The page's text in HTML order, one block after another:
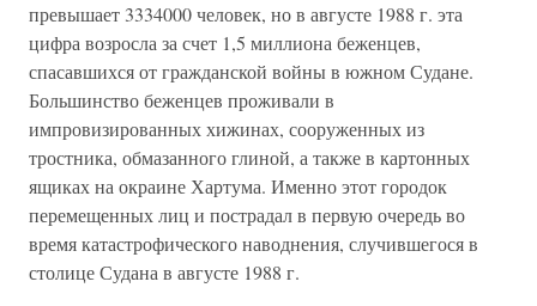
превышает 3334000 человек, но в августе 1988 г. эта
цифра возросла за счет 1,5 миллиона беженцев,
спасавшихся от гражданской войны в южном Судане.
Большинство беженцев проживали в
импровизированных хижинах, сооруженных из
тростника, обмазанного глиной, а также в картонных
ящиках на окраине Хартума. Именно этот городок
перемещенных лиц и пострадал в первую очередь во
время катастрофического наводнения, случившегося в
столице Судана в августе 1988 г.